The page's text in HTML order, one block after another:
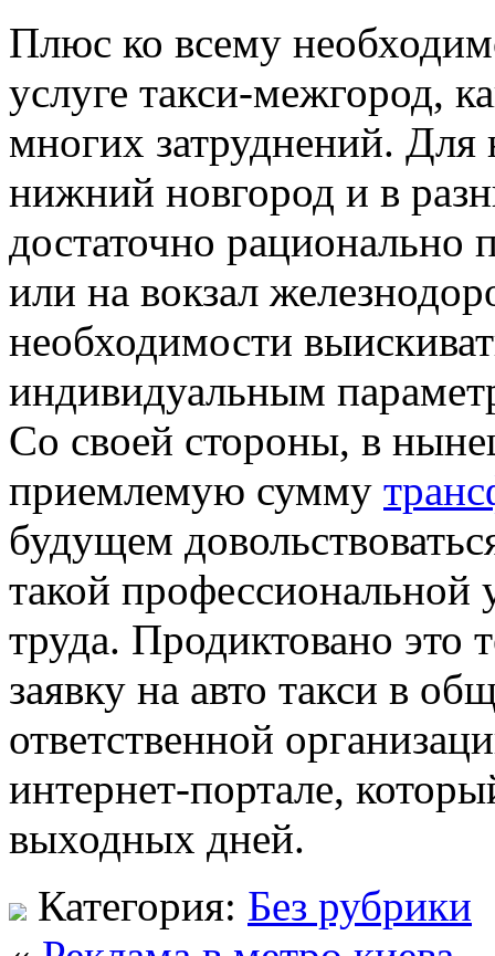
Плюс ко всему
услуге такси-межгород,
многих затруднений. Для
нижний новгород и в
достаточно рационально
или на вокзал
необходимости
индивидуальным
Со своей стороны, в
приемлемую сумму
будущем
такой профессиональной
труда. Продиктовано это
заявку на авто такси в
ответственной
интернет-портале,
выходных дней.
Категория: Без рубрики